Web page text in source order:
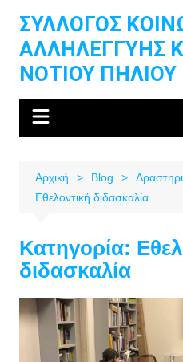
περιεχόμενο
ΣΥΛΛΟΓΟΣ
ΑΛΛΗΛΕΓΓΥΗΣ
ΝΟΤΙΟΥ ΠΗΛΙΟΥ
Αρχική Blog
Εθελοντική διδασκαλία
Κατηγορία:
διδασκαλία